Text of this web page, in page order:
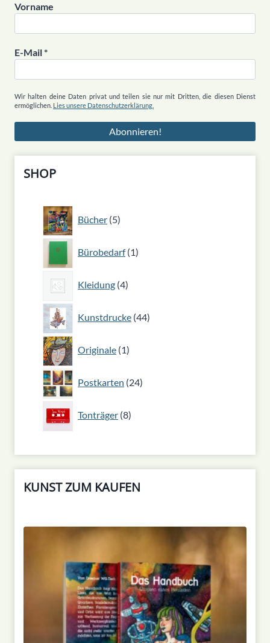
Vorname
E-Mail*
Wir halten deine Daten privat und teilen sie nur mit Dritten, die diesen Dienst
ermöglichen. Lies unsere Datenschutzerklärung.
SHOP
Bücher 5
5
Produkte
Bürobedarf 1
1
Produkt
Kleidung 4
4
Produkte
Kunstdrucke 44
44
Produkte
Originale 1
1
Produkt
Postkarten 24
24
Produkte
Tonträger 8
8
Produkte
KUNST ZUM KAUFEN